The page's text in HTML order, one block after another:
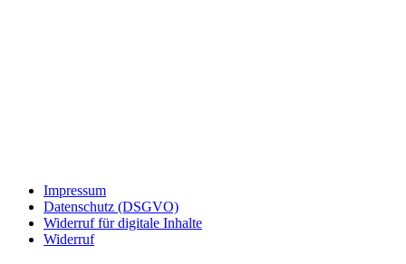
Impressum
Datenschutz (DSGVO)
Widerruf für digitale Inhalte
Widerruf